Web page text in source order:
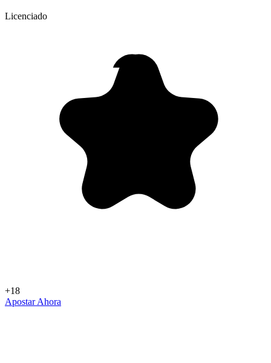
Licenciado
+18
Apostar Ahora